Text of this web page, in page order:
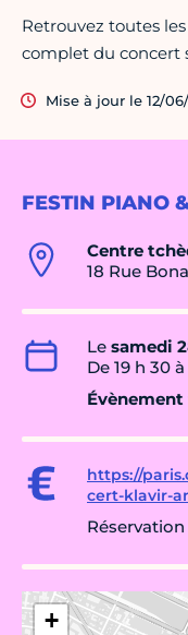
FESTIN PIANO
Centre
18 Rue
Le samedi
De 19 h 30
https://
cert-klavir-
+
Retrouvez toutes
complet du concert
Mise à jour le 12/